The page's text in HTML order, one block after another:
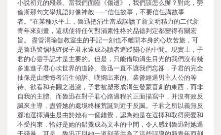
小說初元的殘暴。當我們面臨《傷逝》，我們該怎么辦？對此，勞
倫斯那句文學規語好像神啟——“信任故事，不要信任講故事
者。”在某種水平上，魯迅把涓生當成誤讀了新文明精力的二代新
青年來刻畫，這就使得任何對涓素性格的品德判定都變得有關宏
旨。 盡管涓瑜伽教室生的手記一刻也不離開本身的心坎苦旅，可
是魯迅警惕地確保子君永遠成為讀者追蹤關心的中間。現實上，子
君的心靈手記才是主要的。但是，只能借助涓生目光的我們沒有幾
多進進子君心坎世界的道路。魯迅一直不讓我們忘卻，子君的完全
抽像是由懊悔者涓生傾訴、嘆惋出來的。業曾經過男主人公的等
待、欲看和妄圖之過濾，子君被塑形成涓生發蒙喜劇的東西，而非
自我的主體。而魯迅在對子君心路過程的正面描寫中，并沒有效反
諷來主導，盡管她的處境終極荒誕到近于反諷。子君之所以義無反
顧地選擇涓生是由於她有一個錯覺，認為她是在選擇和取得戀愛和
不受拘束，恰好是她的錯覺成為文本的中間，令人感到魯迅對她過